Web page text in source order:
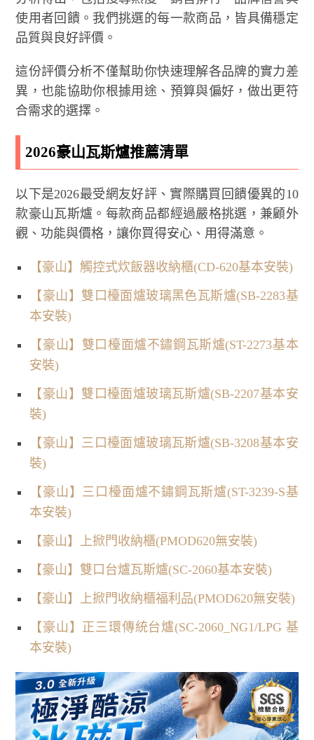
使用者回饋。我們挑選的每一款商品，皆具備穩定
品質與良好評價。
這份評價分析不僅幫助你快速理解各品牌的實力差
異，也能協助你根據用途、預算與偏好，做出更符
合需求的選擇。
2026豪山瓦斯爐推薦清單
以下是2026最受網友好評、實際購買回饋優異的10
款豪山瓦斯爐。每款商品都經過嚴格挑選，兼顧外
觀、功能與價格，讓你買得安心、用得滿意。
【豪山】觸控式炊飯器收納櫃(CD-620基本安裝)
【豪山】雙口檯面爐玻璃黑色瓦斯爐(SB-2283基
本安裝)
【豪山】雙口檯面爐不鏽鋼瓦斯爐(ST-2273基本
安裝)
【豪山】雙口檯面爐玻璃瓦斯爐(SB-2207基本安
裝)
【豪山】三口檯面爐玻璃瓦斯爐(SB-3208基本安
裝)
【豪山】三口檯面爐不鏽鋼瓦斯爐(ST-3239-S基
本安裝)
【豪山】上掀門收納櫃(PMOD620無安裝)
【豪山】雙口台爐瓦斯爐(SC-2060基本安裝)
【豪山】上掀門收納櫃福利品(PMOD620無安裝)
【豪山】正三環傳統台爐(SC-2060_NG1/LPG 基
本安裝)